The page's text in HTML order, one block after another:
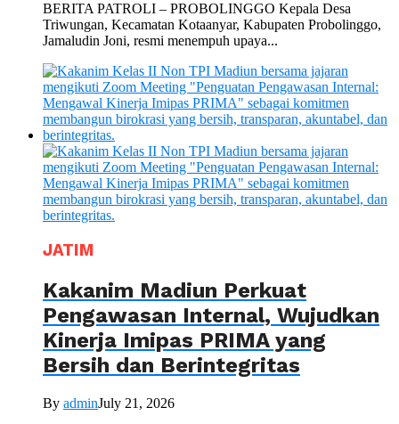
BERITA PATROLI – PROBOLINGGO Kepala Desa
Triwungan, Kecamatan Kotaanyar, Kabupaten Probolinggo,
Jamaludin Joni, resmi menempuh upaya...
JATIM
Kakanim Madiun Perkuat
Pengawasan Internal, Wujudkan
Kinerja Imipas PRIMA yang
Bersih dan Berintegritas
By adminJuly 21, 2026